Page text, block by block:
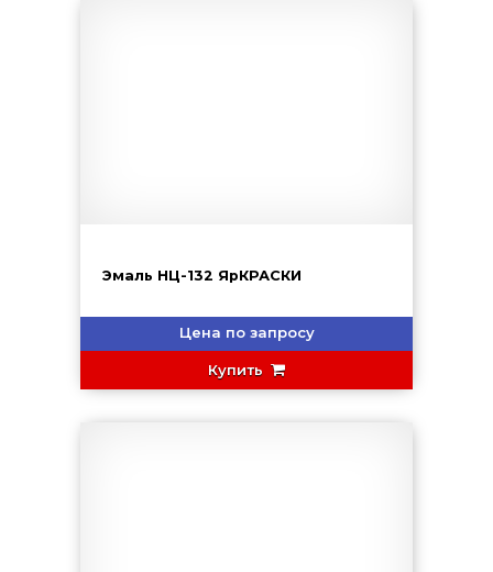
Эмаль НЦ-132 ЯрКРАСКИ
Цена по запросу
Купить